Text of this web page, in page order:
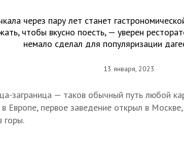
через пару лет станет
чтобы вкусно поесть, — уверен
немало сделал для популяризации
13 января, 2023
заграница — таков обычный путь любой
Европе, первое заведение открыл в
горы.